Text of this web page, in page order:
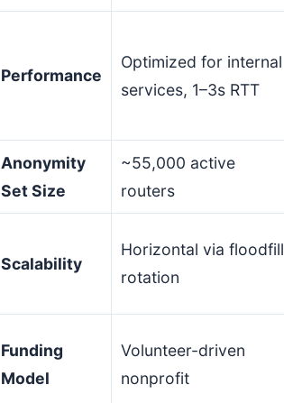
Performance
Optimized for internal
services, 1–3s RTT
Anonymity
Set Size
~55,000 active
routers
Scalability
Horizontal via floodfill
rotation
Funding
Model
Volunteer-driven
nonprofit